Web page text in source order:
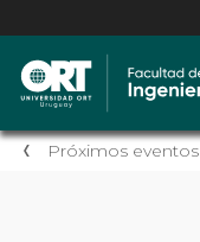
Próximos eventos